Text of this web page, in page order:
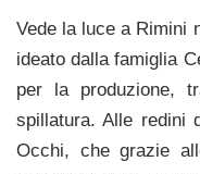
Vede la luce a Rimini
ideato dalla famiglia
per la produzione,
spillatura. Alle redini
Occhi, che grazie